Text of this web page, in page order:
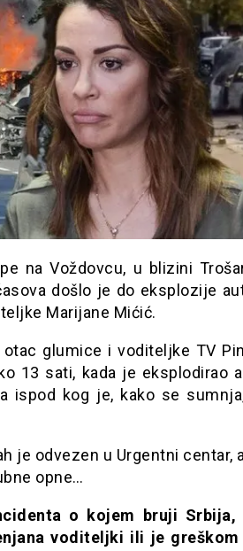
na Voždovcu, u blizini
došlo je do eksplozije
Marijane Mićić.
glumice i voditeljke TV
13 sati, kada je eksplodirao
ispod kog je, kako se
je odvezen u Urgentni centar,
opne…
o kojem bruji
voditeljki ili je greškom